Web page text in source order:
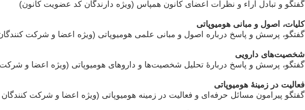
گفتگو و تبادل آراء و نظرات اعضای کانون همپاس (ویژه دارندگان کد عضویت کانون)
کلیات، اصول و مبانی هومیوپاتی
گفتگو، پرسش و پاسخ درباره اصول و مبانی علمی هومیوپاتی (ویژه اعضا و شرکت
شخصیت‌های دارویی
گفتگو، پرسش و پاسخ دربارۀ تحلیل شخصیت‌ها و داروهای هومیوپاتی (ویژه اعضا و شرکت
فعالیت در زمینۀ هومیوپاتی
گفتگو پیرامون مسائل حرفه‌ای و فعالیت در زمینه هومیوپاتی (ویژه اعضا و شرکت کنندگان